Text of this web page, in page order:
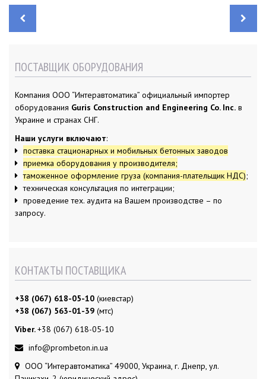
а
ПОСТАВЩИК ОБОРУДОВАНИЯ
Компания ООО “Интеравтоматика” официальный импортер
оборудования Guris Construction and Engineering Co. Inc. в
Украине и странах СНГ.
Наши услуги включают:
поставка стационарных и мобильных бетонных заводов
приемка оборудования у производителя;
таможенное оформление груза (компания-плательщик НДС);
техническая консультация по интеграции;
проведение тех. аудита на Вашем производстве – по
запросу.
КОНТАКТЫ ПОСТАВЩИКА
+38 (067) 618-05-10 (киевстар)
+38 (067) 563-01-39 (мтс)
Viber.+38 (067) 618-05-10
info@prombeton.in.ua
ООО “Интеравтоматика” 49000, Украина, г. Днепр, ул.